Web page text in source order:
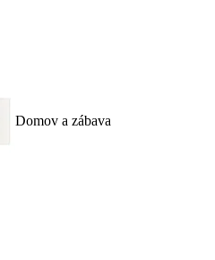
Domov a zábava